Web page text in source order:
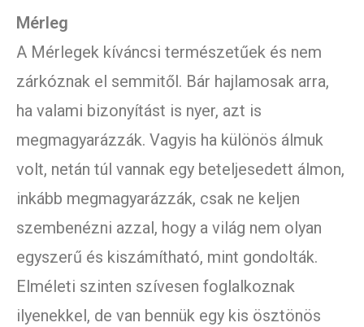
Mérleg
A Mérlegek kíváncsi természetűek és nem
zárkóznak el semmitől. Bár hajlamosak arra,
ha valami bizonyítást is nyer, azt is
megmagyarázzák. Vagyis ha különös álmuk
volt, netán túl vannak egy beteljesedett álmon,
inkább megmagyarázzák, csak ne keljen
szembenézni azzal, hogy a világ nem olyan
egyszerű és kiszámítható, mint gondolták.
Elméleti szinten szívesen foglalkoznak
ilyenekkel, de van bennük egy kis ösztönös